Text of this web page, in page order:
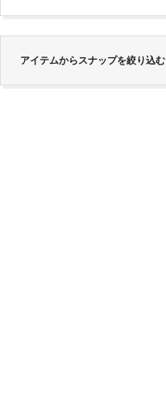
アイテムからスナップを絞り込む